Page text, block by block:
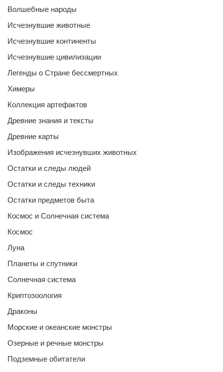
Волшебные народы
Исчезнувшие животные
Исчезнувшие континенты
Исчезнувшие цивилизации
Легенды о Стране бессмертных
Химеры
Коллекция артефактов
Древние знания и тексты
Древние карты
Изображения исчезнувших животных
Остатки и следы людей
Остатки и следы техники
Остатки предметов быта
Космос и Солнечная система
Космос
Луна
Планеты и спутники
Солнечная система
Криптозоология
Драконы
Морские и океанские монстры
Озерные и речные монстры
Подземные обитатели